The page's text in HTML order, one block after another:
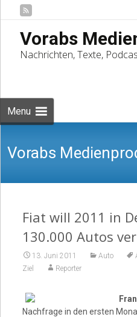
Vorabs
Nachrichten, Texte,
Menu
Vorabs
Nachrichten,
Video
Fiat will 2011 in
130.000 Autos
13. Juni 2011 Auto
Ziel Reporter
Nachfrage in den ersten